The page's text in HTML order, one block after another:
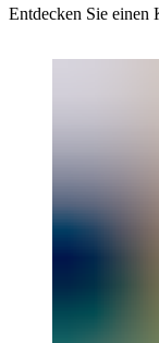
Entdecken Sie einen